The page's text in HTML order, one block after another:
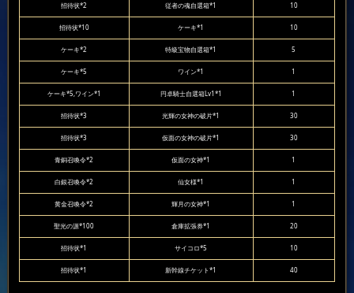
招待状*2 従者の魂自選箱*1 10
招待状*10 ケーキ*1 10
ケーキ*2 特級宝物自選箱*1 5
ケーキ*5 ワイン*1 1
ケーキ*5,ワイン*1 円卓騎士自選箱Lv1*1 1
招待状*3 光輝の女神の破片*1 30
招待状*3 仮面の女神の破片*1 30
青銅召喚令*2 仮面の女神*1 1
白銀召喚令*2 仙女様*1 1
黄金召喚令*2 輝月の女神*1 1
聖光の源*100 倉庫拡張券*1 20
招待状*1 サイコロ*5 10
招待状*1 新幹線チケット*1 40